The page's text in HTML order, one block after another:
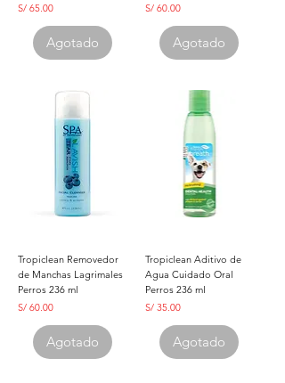
Precio
S/ 65.00
Agotado
Precio
S/ 60.00
Agotado
Tropiclean Removedor
de Manchas Lagrimales
Perros 236 ml
Precio
S/ 60.00
Agotado
Tropiclean Aditivo de
Agua Cuidado Oral
Perros 236 ml
Precio
S/ 35.00
Agotado